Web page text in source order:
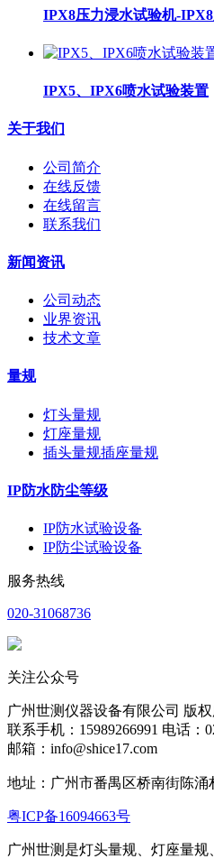
IPX8压力浸水试验机-
IPX5、IPX6喷水试验装置
关于我们
公司简介
在线反馈
在线留言
联系我们
新闻资讯
公司动态
业界资讯
技术文章
量规
灯头量规
灯座量规
插头量规插座量规
IP防水防尘等级
IP防水试验设备
IP防尘试验设备
服务热线
020-31068736
关注公众号
广州世测仪器设备有限公司 版权
联系手机：15989266991 电话：
邮箱：info@shice17.com
地址： 广州市番禺区桥南街陈涌
粤ICP备16094663号
广州世测是灯头量规、灯座量